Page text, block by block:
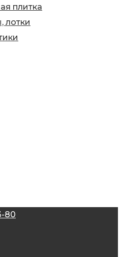
плитка
лотки
80